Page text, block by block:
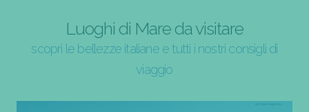
Luoghi di Mare da visitare
scopri le bellezze italiane e tutti i nostri consigli di
viaggio